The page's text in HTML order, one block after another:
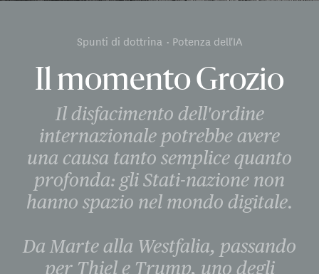
Il momento Grozio
Il disfacimento dell'ordine
internazionale potrebbe avere
una causa tanto semplice quanto
profonda: gli Stati-nazione non
hanno spazio nel mondo digitale.
Da Marte alla Westfalia, passando
per Thiel e Trump, uno degli
Spunti di dottrina Potenza dell'IA